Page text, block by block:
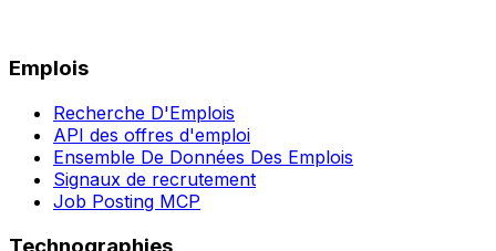
Emplois
Recherche D'Emplois
API des offres d'emploi
Ensemble De Données Des Emplois
Signaux de recrutement
Job Posting MCP
Technographies